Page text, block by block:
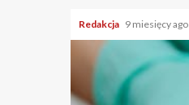
Redakcja 9 miesięcy ago